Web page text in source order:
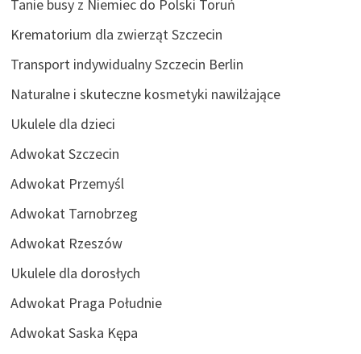
Tanie busy z Niemiec do Polski Toruń
Krematorium dla zwierząt Szczecin
Transport indywidualny Szczecin Berlin
Naturalne i skuteczne kosmetyki nawilżające
Ukulele dla dzieci
Adwokat Szczecin
Adwokat Przemyśl
Adwokat Tarnobrzeg
Adwokat Rzeszów
Ukulele dla dorosłych
Adwokat Praga Południe
Adwokat Saska Kępa